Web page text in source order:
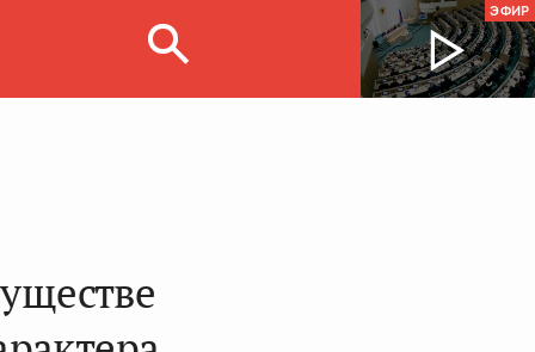
ЭФИР